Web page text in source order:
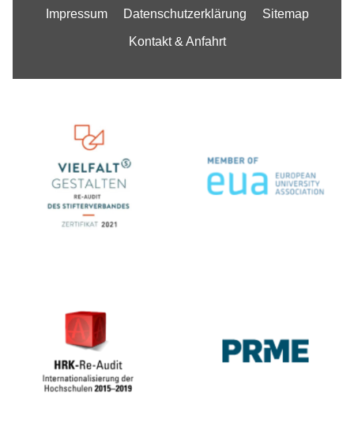
Impressum Datenschutzerklärung Sitemap
Kontakt & Anfahrt